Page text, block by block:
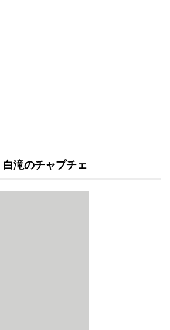
滝のチャプチェ